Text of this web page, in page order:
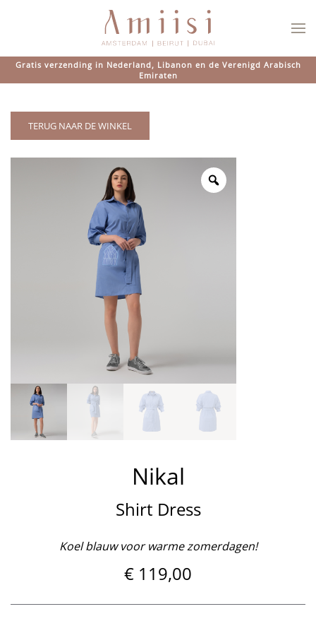
Overslaan en naar de inhoud gaan
Gratis verzending in Nederland, Libanon en de Verenigd Arabisch
Emiraten
TERUG NAAR DE WINKEL
Nikal
Shirt Dress
Koel blauw voor warme zomerdagen!
€ 119,00